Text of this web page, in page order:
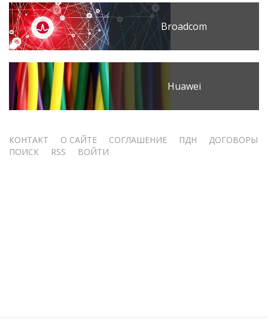
Broadcom
Huawei
Меню
КОНТАКТ О САЙТЕ СОГЛАШЕНИЕ ПДН
ДОГОВОРЫ
ПОИСК
RSS ВОЙТИ